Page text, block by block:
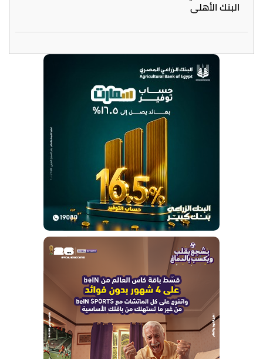
البنك الأهلي